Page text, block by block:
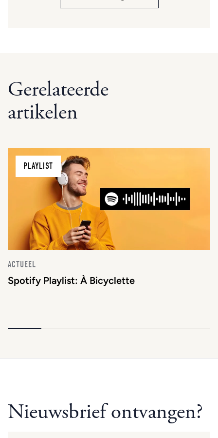
Gerelateerde
artikelen
PLAYLIST
ACTUEEL
Spotify Playlist: À Bicyclette
Nieuwsbrief ontvangen?